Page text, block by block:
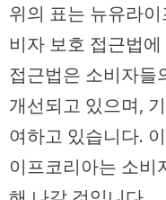
위의 표는 뉴유라
비자 보호 접근법
접근법은 소비자들
개선되고 있으며,
여하고 있습니다.
이프코리아는 소비